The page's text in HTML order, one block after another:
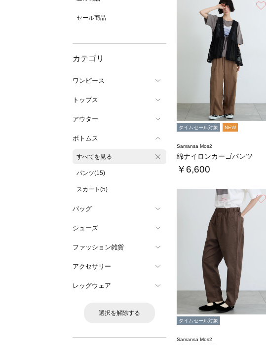
セール商品
カテゴリ
ワンピース
トップス
アウター
ボトムス
すべてを見る
パンツ(15)
スカート(5)
バッグ
シューズ
ファッション雑貨
アクセサリー
レッグウェア
選択を解除する
タイムセール対象 NEW
Samansa Mos2
綿ナイロンカーゴパンツ
￥6,600
タイムセール対象
Samansa Mos2